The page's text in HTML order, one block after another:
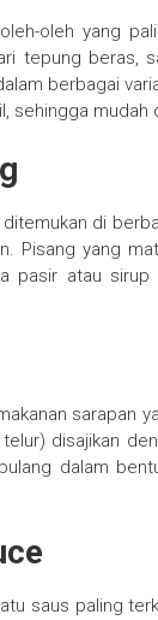
oleh yang
tepung beras,
berbagai
sehingga mudah
di
Pisang yang
pasir atau
sarapan
disajikan
dalam
saus paling